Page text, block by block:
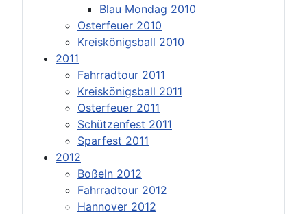
Blau Mondag 2010
Osterfeuer 2010
Kreiskönigsball 2010
2011
Fahrradtour 2011
Kreiskönigsball 2011
Osterfeuer 2011
Schützenfest 2011
Sparfest 2011
2012
Boßeln 2012
Fahrradtour 2012
Hannover 2012